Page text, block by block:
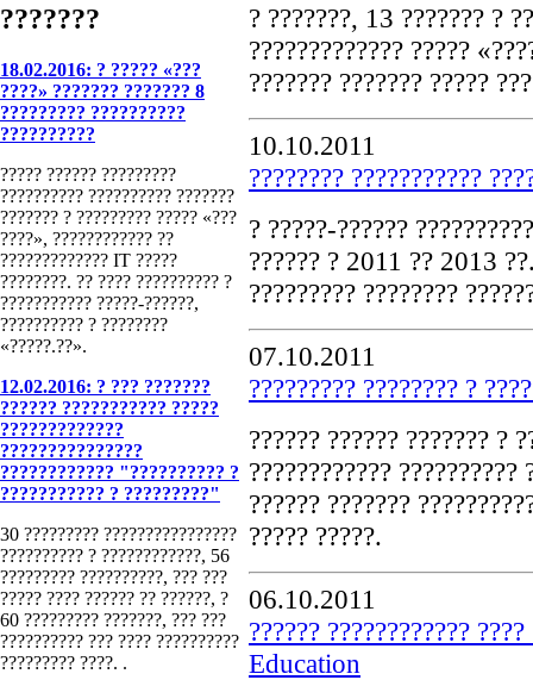
???????
18.02.2016: ? ????? «???
????» ??????? ??????? 8
????????? ??????????
??????????
????? ?????? ?????????
?????????? ?????????? ???????
??????? ? ????????? ????? «???
????», ???????????? ??
????????????? IT ?????
????????. ?? ???? ?????????? ?
??????????? ?????-??????,
?????????? ? ????????
«?????.??».
12.02.2016: ? ??? ???????
?????? ??????????? ?????
?????????????
???????????????
???????????? "?????????? ?
??????????? ? ?????????"
30 ????????? ????????????????
?????????? ? ????????????, 56
????????? ??????????, ??? ???
????? ???? ?????? ?? ??????, ?
60 ????????? ???????, ??? ???
?????????? ??? ???? ??????????
????????? ????. .
? ???????, 13 ??????? ?
????????????? ?????
??????? ??????? ?????
10.10.2011
???????? ???????????
? ?????-??????
?????? ? 2011 ?? 2013
????????? ????????
07.10.2011
????????? ???????? ?
?????? ?????? ??????? ?
???????????? ??????????
?????? ???????
????? ?????.
06.10.2011
?????? ????????????
Education